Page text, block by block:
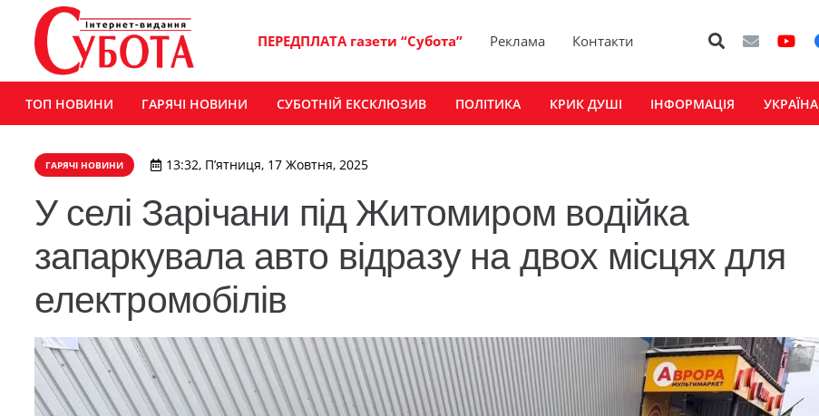
ПЕРЕДПЛАТА газети “Субота” Реклама Контакти
ТОП НОВИНИ ГАРЯЧІ НОВИНИ СУБОТНІЙ ЕКСКЛЮЗИВ ПОЛІТИКА КРИК ДУШІ ІНФОРМАЦІЯ УКРАЇНА
ГАРЯЧІ НОВИНИ 13:32, П’ятниця, 17 Жовтня, 2025
У селі Зарічани під Житомиром водійка
запаркувала авто відразу на двох місцях для
електромобілів